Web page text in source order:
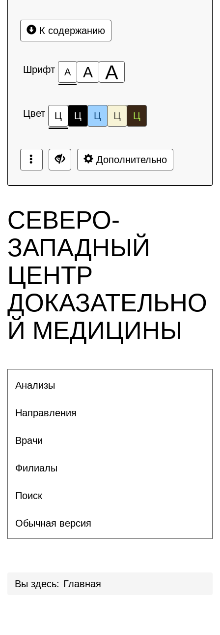
К содержанию
Шрифт А А А
Цвет Ц Ц Ц Ц Ц
Дополнительно
СЕВЕРО-
ЗАПАДНЫЙ
ЦЕНТР
ДОКАЗАТЕЛЬНО
Й МЕДИЦИНЫ
Анализы
Направления
Врачи
Филиалы
Поиск
Обычная версия
Вы здесь: Главная